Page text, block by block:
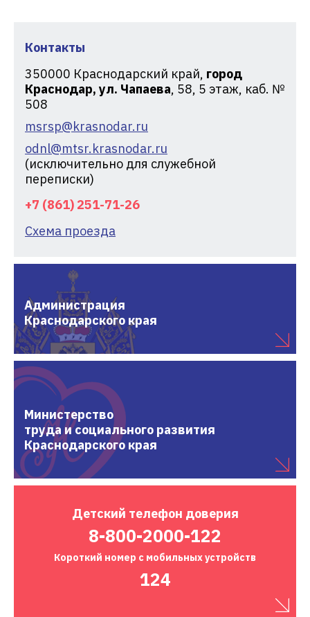
Контакты
350000 Краснодарский край, город
Краснодар, ул. Чапаева, 58, 5 этаж, каб. №
508
msrsp@krasnodar.ru
odnl@mtsr.krasnodar.ru
(исключительно для служебной
переписки)
+7 (861) 251-71-26
Схема проезда
Администрация
Краснодарского края
Министерство
труда и социального развития
Краснодарского края
Детский телефон доверия
8-800-2000-122
Короткий номер с мобильных устройств
124